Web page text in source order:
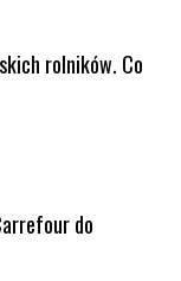
rolników. Co
do